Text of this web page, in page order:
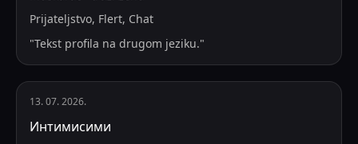
Prijateljstvo, Flert, Chat
"Tekst profila na drugom jeziku."
13. 07. 2026.
Интимисими